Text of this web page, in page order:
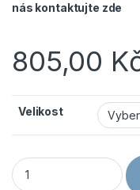
nás kontaktujte zde
805,00
Velikost
PORTWEST WX2